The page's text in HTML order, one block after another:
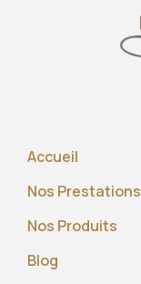
Accueil
Nos Prestations
Nos Produits
Blog